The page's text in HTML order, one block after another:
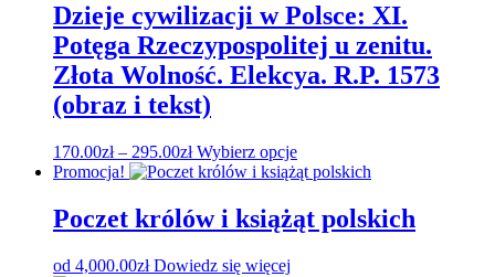
Dzieje cywilizacji w Polsce: XI.
Potęga Rzeczypospolitej u zenitu.
Złota Wolność. Elekcya. R.P. 1573
(obraz i tekst)
170.00zł – 295.00złZakres
cen:
170.00zł
do
Wybierz opcjeTen
produkt
wiele
wariantów.
Promocja!
Poczet królów i książąt polskich
od 4,000.00zł Dowiedz się więcej